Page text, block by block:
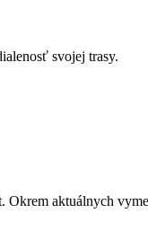
svojej trasy.
aktuálnych